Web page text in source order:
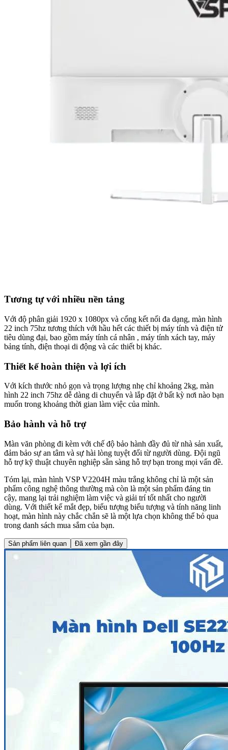
Tương tự với nhiều nền tảng
Với độ phân giải 1920 x 1080px và cổng kết nối đa dạng, màn hình
22 inch 75hz tương thích với hầu hết các thiết bị máy tính và điện tử
tiêu dùng đại, bao gồm máy tính cá nhân , máy tính xách tay, máy
bảng tính, điện thoại di động và các thiết bị khác.
Thiết kế hoàn thiện và lợi ích
Với kích thước nhỏ gọn và trọng lượng nhẹ chỉ khoảng 2kg, màn
hình 22 inch 75hz dễ dàng di chuyển và lắp đặt ở bất kỳ nơi nào bạn
muốn trong khoảng thời gian làm việc của mình.
Bảo hành và hỗ trợ
Màn văn phòng đi kèm với chế độ bảo hành đầy đủ từ nhà sản xuất,
đảm bảo sự an tâm và sự hài lòng tuyệt đối từ người dùng. Đội ngũ
hỗ trợ kỹ thuật chuyên nghiệp sẵn sàng hỗ trợ bạn trong mọi vấn đề.
Tóm lại, màn hình VSP V2204H màu trắng không chỉ là một sản
phẩm công nghệ thông thường mà còn là một sản phẩm đáng tin
cậy, mang lại trải nghiệm làm việc và giải trí tốt nhất cho người
dùng. Với thiết kế mắt đẹp, biểu tượng biểu tượng và tính năng linh
hoạt, màn hình này chắc chắn sẽ là một lựa chọn không thể bỏ qua
trong danh sách mua sắm của bạn.
Sản phẩm liên quan Đã xem gần đây